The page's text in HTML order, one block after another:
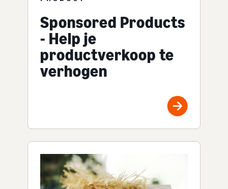
Sponsored Products
- Help je
productverkoop te
verhogen